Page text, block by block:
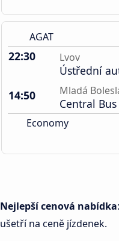
AGAT
22:30 Lvov
Ústřední
14:50
Mladá
Central
Economy
Nejlepší cenová nabídka
ušetří na ceně jízdenek.